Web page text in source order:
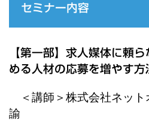
セミナー内容
【第一部】求人媒体に頼
める人材の応募を増やす方
＜講師＞株式会社ネッ
諭